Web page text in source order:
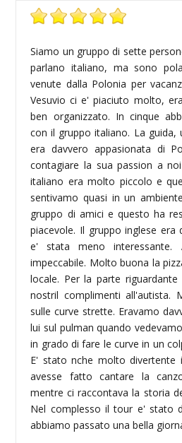
Siamo un gruppo di sette
parlano italiano, ma sono
venute dalla Polonia per
Vesuvio ci e' piaciuto molto,
ben organizzato. In cinque
con il gruppo italiano. La guida,
era davvero appasionata di
contagiare la sua passion a
italiano era molto piccolo e
sentivamo quasi in un
gruppo di amici e questo ha
piacevole. Il gruppo inglese era
e' stata meno interessante.
impeccabile. Molto buona la
locale. Per la parte
nostril complimenti all'autista.
sulle curve strette. Eravamo
lui sul pulman quando
in grado di fare le curve in un
E' stato nche molto
avesse fatto cantare la
mentre ci raccontava la storia
Nel complesso il tour e' stato
abbiamo passato una bella